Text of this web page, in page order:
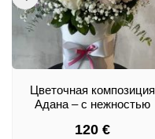
Цветочная композиция
Адана – с нежностью
120 €